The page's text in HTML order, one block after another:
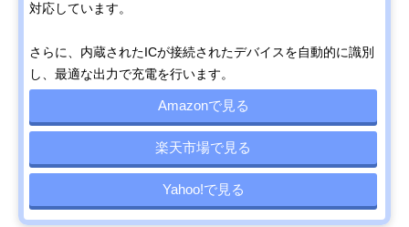
対応しています。
さらに、内蔵されたICが接続されたデバイスを自動的に識別
し、最適な出力で充電を行います。
Amazonで見る
楽天市場で見る
Yahoo!で見る